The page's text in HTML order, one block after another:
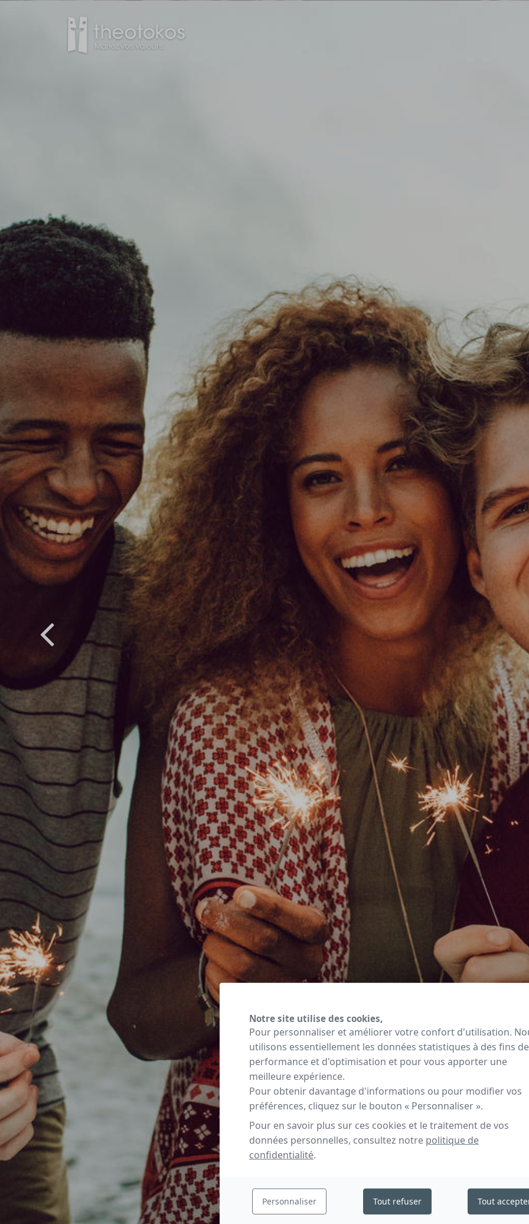
Notre site utilise des cookies,
Pour personnaliser et améliorer votre confort d'utilisation.
utilisons essentiellement les données statistiques à des fins de
performance et d'optimisation et pour vous apporter une
meilleure expérience.
Pour obtenir davantage d'informations ou pour modifier vos
préférences, cliquez sur le bouton « Personnaliser ».
Pour en savoir plus sur ces cookies et le traitement de vos
données personnelles, consultez notre politique de
confidentialité.
Personnaliser Tout refuser Tout